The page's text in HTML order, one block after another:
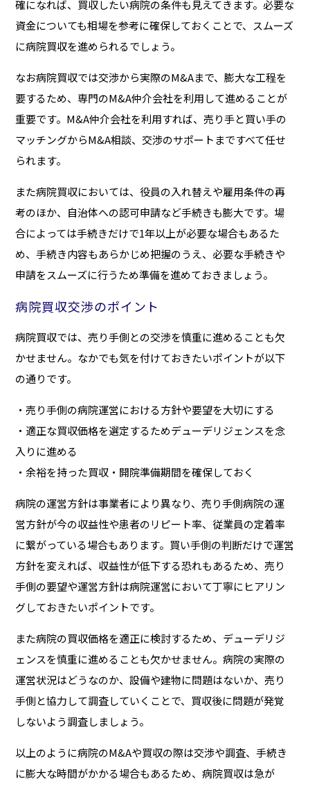
確になれば、買収したい病院の条件も見えてきます。必要な
資金についても相場を参考に確保しておくことで、スムーズ
に病院買収を進められるでしょう。
なお病院買収では交渉から実際のM&Aまで、膨大な工程を
要するため、専門のM&A仲介会社を利用して進めることが
重要です。M&A仲介会社を利用すれば、売り手と買い手の
マッチングからM&A相談、交渉のサポートまですべて任せ
られます。
また病院買収においては、役員の入れ替えや雇用条件の再
考のほか、自治体への認可申請など手続きも膨大です。場
合によっては手続きだけで1年以上が必要な場合もあるた
め、手続き内容もあらかじめ把握のうえ、必要な手続きや
申請をスムーズに行うため準備を進めておきましょう。
病院買収交渉のポイント
病院買収では、売り手側との交渉を慎重に進めることも欠
かせません。なかでも気を付けておきたいポイントが以下
の通りです。
・売り手側の病院運営における方針や要望を大切にする
・適正な買収価格を選定するためデューデリジェンスを念
入りに進める
・余裕を持った買収・開院準備期間を確保しておく
病院の運営方針は事業者により異なり、売り手側病院の運
営方針が今の収益性や患者のリピート率、従業員の定着率
に繋がっている場合もあります。買い手側の判断だけで運営
方針を変えれば、収益性が低下する恐れもあるため、売り
手側の要望や運営方針は病院運営において丁寧にヒアリン
グしておきたいポイントです。
また病院の買収価格を適正に検討するため、デューデリジ
ェンスを慎重に進めることも欠かせません。病院の実際の
運営状況はどうなのか、設備や建物に問題はないか、売り
手側と協力して調査していくことで、買収後に問題が発覚
しないよう調査しましょう。
以上のように病院のM&Aや買収の際は交渉や調査、手続き
に膨大な時間がかかる場合もあるため、病院買収は急が